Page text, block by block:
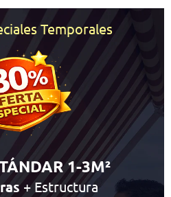
Temporales
1-3M²
+ Estructura